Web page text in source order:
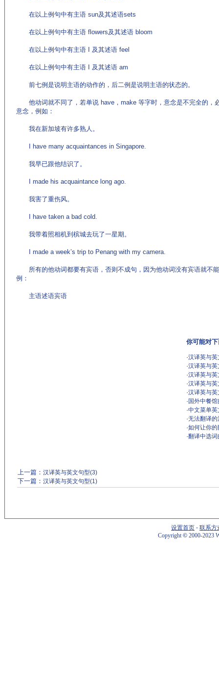
在以上例句中有主语 sun及其述语sets
在以上例句中有主语 flowers及其述语 bloom
在以上例句中有主语 I 及其述语 feel
在以上例句中有主语 I 及其述语 am
前七例是说明主语的动作的，后二例是说明主语的状态的。
他动词就不同了，若单说 have，make 等字时，意念是不完全的，
意念，例如：
我在新加坡有许多熟人。
I have many acquaintances in Singapore.
我早已跟他结识了。
I made his acquaintance long ago.
我害了重伤风。
I have taken a bad cold.
我带着照相机到槟城去玩了一星期。
I made a week’s trip to Penang with my camera.
所有的他动词都要有宾语，否则不成句，因为他动词没有宾语就不
例：
主语述语宾语
你可能对
·汉译英与
·汉译英与
·汉译英与
·汉译英与
·汉译英与
· 国外中餐
·中文菜单
·无法翻译的
·如何让你
·翻译中选词
上一篇： 汉译英与英文句型(3)
下一篇： 汉译英与英文句型(1)
设置首页 - 联系方
Copyright©2000-2023